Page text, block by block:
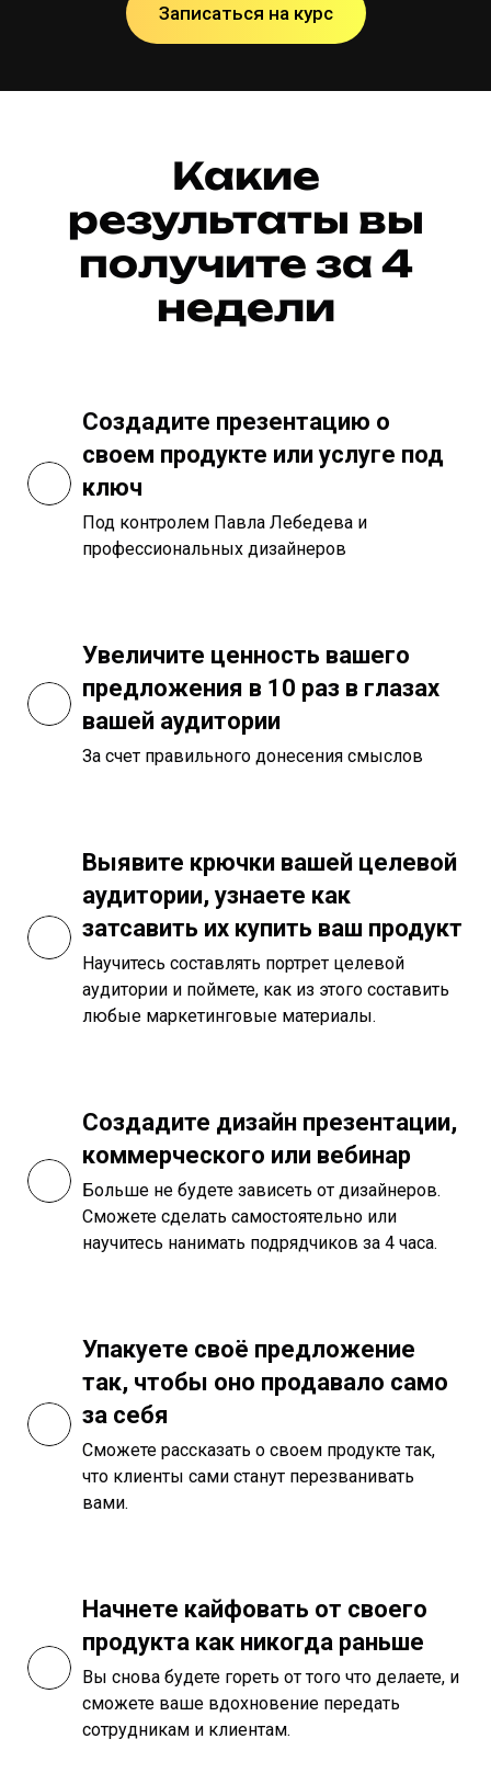
Записаться на курс
Какие
результаты вы
получите за 4
недели
Создадите презентацию о
своем продукте или услуге под
ключ
Под контролем Павла Лебедева и
профессиональных дизайнеров
Увеличите ценность вашего
предложения в 10 раз в глазах
вашей аудитории
За счет правильного донесения смыслов
Выявите крючки вашей целевой
аудитории, узнаете как
затсавить их купить ваш продукт
Научитесь составлять портрет целевой
аудитории и поймете, как из этого составить
любые маркетинговые материалы.
Создадите дизайн презентации,
коммерческого или вебинар
Больше не будете зависеть от дизайнеров.
Сможете сделать самостоятельно или
научитесь нанимать подрядчиков за 4 часа.
Упакуете своё предложение
так, чтобы оно продавало само
за себя
Сможете рассказать о своем продукте так,
что клиенты сами станут перезванивать
вами.
Начнете кайфовать от своего
продукта как никогда раньше
Вы снова будете гореть от того что делаете, и
сможете ваше вдохновение передать
сотрудникам и клиентам.